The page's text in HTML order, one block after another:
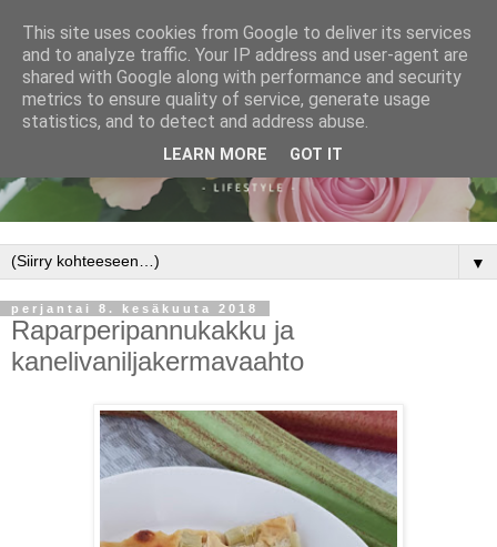
▼
perjantai 8. kesäkuuta 2018
Raparperipannukakku ja
kanelivaniljakermavaahto
This site uses cookies from Google to deliver its services
and to analyze traffic. Your IP address and user-agent are
shared with Google along with performance and security
metrics to ensure quality of service, generate usage
statistics, and to detect and address abuse.
LEARN MORE GOT IT